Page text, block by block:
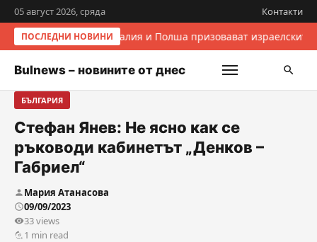
05 август 2026, сряда Контакти
ПОСЛЕДНИ НОВИНИИталия и Полша призовават
Bulnews – новините от днес
БЪЛГАРИЯ
Стефан Янев: Не ясно как се
ръководи кабинетът „Денков –
Габриел“
Мария Атанасова
09/09/2023
33 views
1 min read